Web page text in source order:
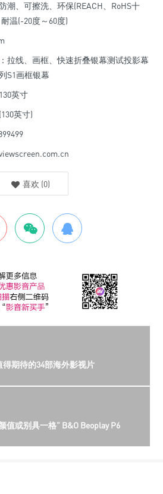
潮、可擦洗、环保(REACH、RoHS十
温(-20度～60度)
拉线、画框、快速折叠银幕测试投影幕
S1画框银幕
英寸
英寸)
喜欢 (0)
期待的34部海外影视片
值或别具一格” B&O Beoplay P6